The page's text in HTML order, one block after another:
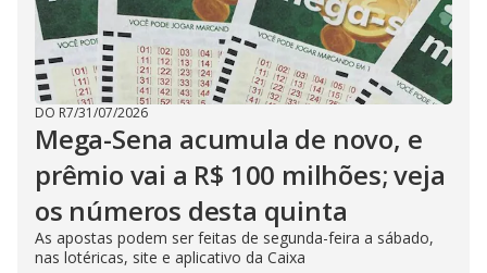
DO R7/31/07/2026
Mega-Sena acumula de novo, e
prêmio vai a R$ 100 milhões; veja
os números desta quinta
As apostas podem ser feitas de segunda-feira a sábado,
nas lotéricas, site e aplicativo da Caixa